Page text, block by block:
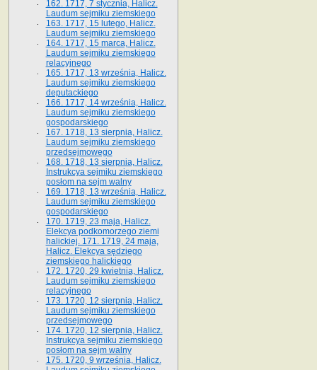
162. 1717, 7 stycznia, Halicz.
Laudum sejmiku ziemskiego
163. 1717, 15 lutego, Halicz.
Laudum sejmiku ziemskiego
164. 1717, 15 marca, Halicz.
Laudum sejmiku ziemskiego
relacyjnego
165. 1717, 13 września, Halicz.
Laudum sejmiku ziemskiego
deputackiego
166. 1717, 14 września, Halicz.
Laudum sejmiku ziemskiego
gospodarskiego
167. 1718, 13 sierpnia, Halicz.
Laudum sejmiku ziemskiego
przedsejmowego
168. 1718, 13 sierpnia, Halicz.
Instrukcya sejmiku ziemskiego
posłom na sejm walny
169. 1718, 13 września, Halicz.
Laudum sejmiku ziemskiego
gospodarskiego
170. 1719, 23 maja, Halicz.
Elekcya podkomorzego ziemi
halickiej. 171. 1719, 24 maja,
Halicz. Elekcya sędziego
ziemskiego halickiego
172. 1720, 29 kwietnia, Halicz.
Laudum sejmiku ziemskiego
relacyjnego
173. 1720, 12 sierpnia, Halicz.
Laudum sejmiku ziemskiego
przedsejmowego
174. 1720, 12 sierpnia, Halicz.
Instrukcya sejmiku ziemskiego
posłom na sejm walny
175. 1720, 9 września, Halicz.